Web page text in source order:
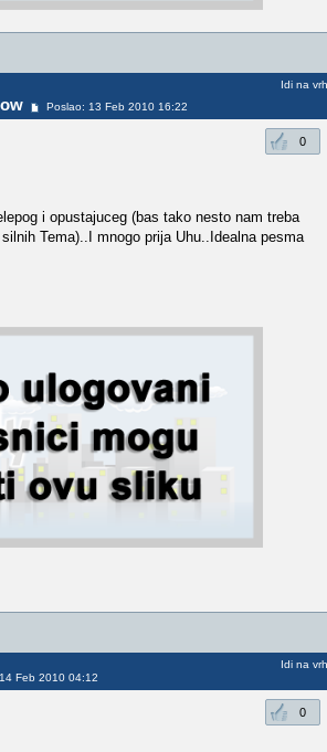
Poslao: 13 Feb 2010 16:22
Idi na vrh
0
i opustajuceg (bas tako nesto nam treba
Tema)..I mnogo prija Uhu..Idealna pesma
Feb 2010 04:12
Idi na vrh
0